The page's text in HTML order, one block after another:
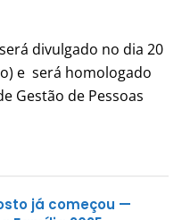
divulgado no dia 20
e será homologado
Gestão de Pessoas
já começou —